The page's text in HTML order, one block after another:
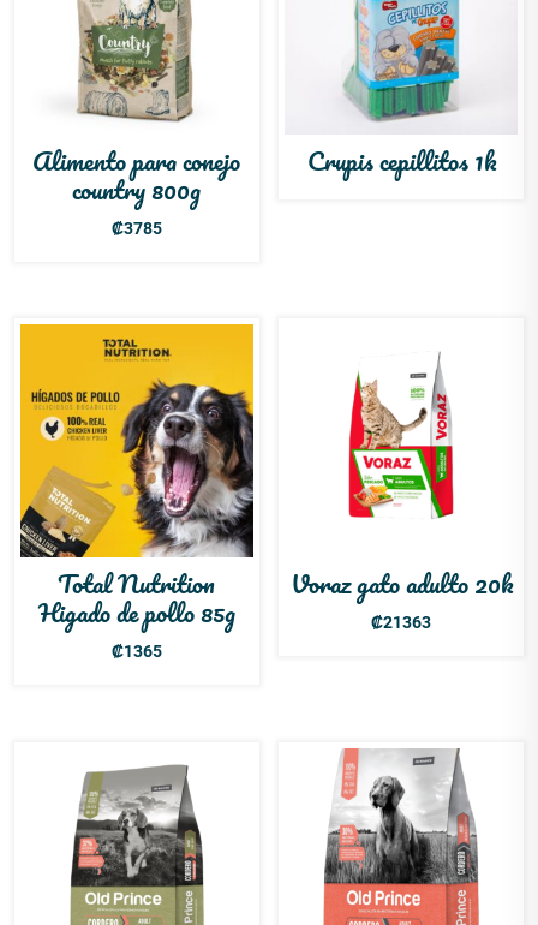
Alimento para conejo
country 800g
₡3785
Crupis cepillitos 1k
Total Nutrition
Higado de pollo 85g
₡1365
Voraz gato adulto 20k
₡21363